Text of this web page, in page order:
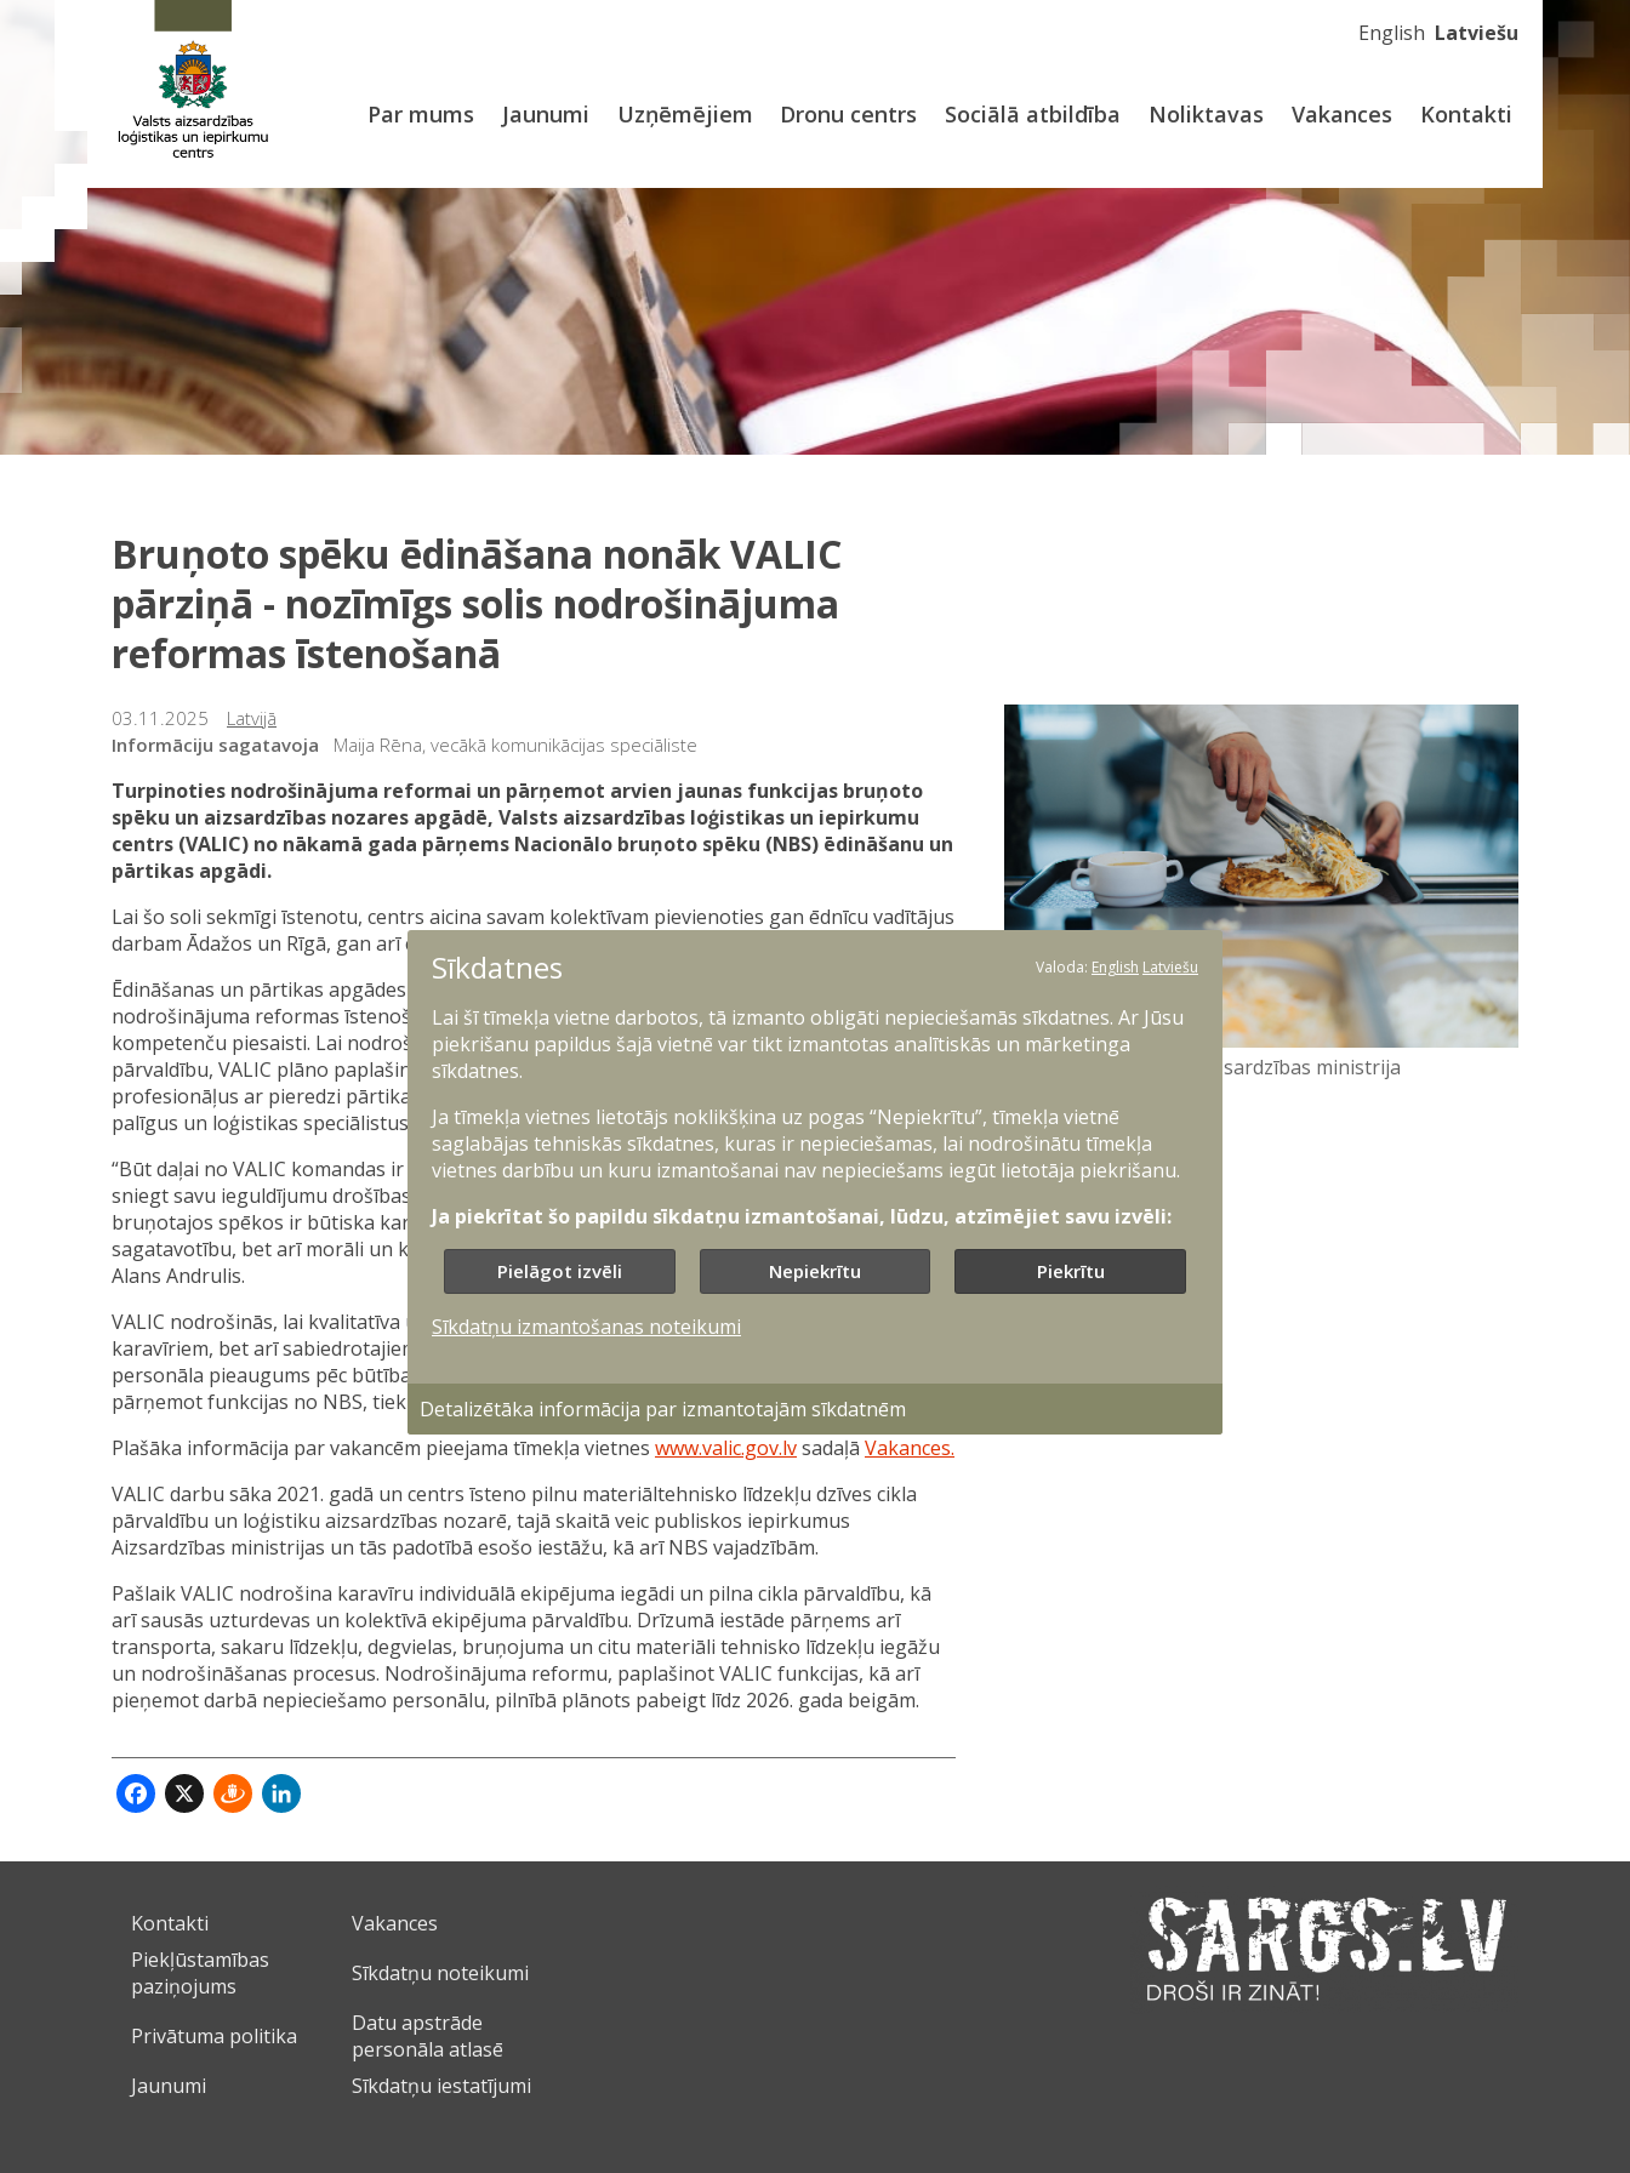
English Latviešu
Par mums Jaunumi Uzņēmējiem Dronu centrs Sociālā atbildība Noliktavas Vakances Kontakti
Bruņoto spēku ēdināšana nonāk VALIC
pārziņā - nozīmīgs solis nodrošinājuma
reformas īstenošanā
03.11.2025
Latvijā
Informāciju sagatavoja
Maija Rēna, vecākā komunikācijas speciāliste
Turpinoties nodrošinājuma reformai un pārņemot arvien jaunas funkcijas bruņoto
spēku un aizsardzības nozares apgādē, Valsts aizsardzības loģistikas un iepirkumu
centrs (VALIC) no nākamā gada pārņems Nacionālo bruņoto spēku (NBS) ēdināšanu un
pārtikas apgādi.
Lai šo soli sekmīgi īstenotu, centrs aicina savam kolektīvam pievienoties gan ēdnīcu vadītājus
darbam Ādažos un Rīgā, gan arī citus ar pārtikas plānošanu un apgādi saistītus speciālistus.
Ēdināšanas un pārtikas apgādes funkcijas pārņemšana ir viens no nozīmīgākajiem soļiem
nodrošinājuma reformas īstenošanā, kas prasa rūpīgu plānošanu, cilvēkresursus un jaunu
kompetenču piesaisti. Lai nodrošinātu efektīvu pārtikas apgādes un ēdināšanas procesu
pārvaldību, VALIC plāno paplašināt savu komandu, aicinot pievienoties augsti kvalificētus
profesionāļus ar pieredzi pārtikas nozarē un publiskajā sektorā, kā arī pavārus, pavāru
palīgus un loģistikas speciālistus darbam ēdināšanas struktūrvienībās.
“Būt daļai no VALIC komandas ir būt daļai no aizsardzības sistēmas un katram ir iespēju
sniegt savu ieguldījumu drošības sistēmas stiprināšanā, arī ēdināšanas jomā. Ēdināšana
bruņotajos spēkos ir būtiska karavīru ikdienas sastāvdaļa - tā ietekmē ne tikai fizisko
sagatavotību, bet arī morāli un kaujas gatavību.” uzsver VALIC vadītājs, pulkvežleitnants
Alans Andrulis.
VALIC nodrošinās, lai kvalitatīva un pilnvērtīga maltīte tiktu garantēta ne tikai Latvijas
karavīriem, bet arī sabiedrotajiem spēkiem, kas uzturas mūsu valstī. Plānotais VALIC
personāla pieaugums pēc būtības nepalielinās kopējo aizsardzības resora personālu, jo
pārņemot funkcijas no NBS, tiek paredzēta arī finansēto amata vietu pārcelšana.
Plašāka informācija par vakancēm pieejama tīmekļa vietnes www.valic.gov.lvsadaļā Vakances.
VALIC darbu sāka 2021. gadā un centrs īsteno pilnu materiāltehnisko līdzekļu dzīves cikla
pārvaldību un loģistiku aizsardzības nozarē, tajā skaitā veic publiskos iepirkumus
Aizsardzības ministrijas un tās padotībā esošo iestāžu, kā arī NBS vajadzībām.
Pašlaik VALIC nodrošina karavīru individuālā ekipējuma iegādi un pilna cikla pārvaldību, kā
arī sausās uzturdevas un kolektīvā ekipējuma pārvaldību. Drīzumā iestāde pārņems arī
transporta, sakaru līdzekļu, degvielas, bruņojuma un citu materiāli tehnisko līdzekļu iegāžu
un nodrošināšanas procesus. Nodrošinājuma reformu, paplašinot VALIC funkcijas, kā arī
pieņemot darbā nepieciešamo personālu, pilnībā plānots pabeigt līdz 2026. gada beigām.
Facebook
X Draugiem
Armīns Janiks, Aizsardzības ministrija
Kontakti
Vakances
Piekļūstamības
paziņojums
Sīkdatņu noteikumi
Privātuma politika
Datu apstrāde
personāla atlasē
Jaunumi
Sīkdatņu iestatījumi
Sīkdatnes Valoda: English Latviešu
Lai šī tīmekļa vietne darbotos, tā izmanto obligāti nepieciešamās sīkdatnes. Ar Jūsu
piekrišanu papildus šajā vietnē var tikt izmantotas analītiskās un mārketinga
sīkdatnes.
Ja tīmekļa vietnes lietotājs noklikšķina uz pogas “Nepiekrītu”, tīmekļa vietnē
saglabājas tehniskās sīkdatnes, kuras ir nepieciešamas, lai nodrošinātu tīmekļa
vietnes darbību un kuru izmantošanai nav nepieciešams iegūt lietotāja piekrišanu.
Ja piekrītat šo papildu sīkdatņu izmantošanai, lūdzu, atzīmējiet savu izvēli:
Pielāgot izvēli Nepiekrītu Piekrītu
Sīkdatņu izmantošanas noteikumi
Detalizētāka informācija par izmantotajām sīkdatnēm